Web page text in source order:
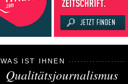
WAS IST IHNEN
Qualitätsjournalismus